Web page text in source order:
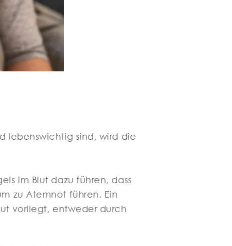
lebenswichtig sind, wird die
im Blut dazu führen, dass
zu Atemnot führen. Ein
vorliegt, entweder durch